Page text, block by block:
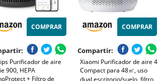
COMPRAR
Purificador de aire
900, HEPA
+ Filtro de
COMPRAR
Compartir:
Xiaomi Purificador de aire 4
Compact para 48㎡, uso
dual escritorio/suelo, filtro